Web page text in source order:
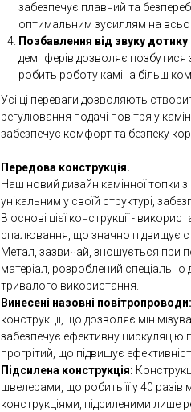
забезпечує плавний та
оптимальним зусиллям на
Позбавлення від звуку
демпферів дозволяє позбутися
робить роботу каміна більш
Усі ці переваги дозволяють
регулювання подачі повітря у
забезпечує комфорт та безпеку
Передова конструкція.
Наш новий дизайн камінної топки з
унікальним у своїй структурі,
В основі цієї конструкції -
спалювання, що значно підвищує
Метал, зазвичай, зношується при
матеріал, розроблений
тривалого використання.
Винесені назовні повітропроводи:
конструкції, що дозволяє
забезпечує ефективну циркуляцію
прогрітий, що підвищує
Підсилена конструкція:
швелерами, що робить її у 40
конструкціями, підсиленими лише